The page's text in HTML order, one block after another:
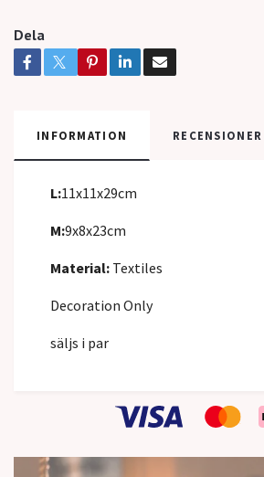
Dela
INFORMATION RECENSIONER
L:11x11x29cm
M:9x8x23cm
Material: Textiles
Decoration Only
säljs i par